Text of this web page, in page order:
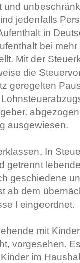
jedenfalls
in
bei
Mit der
die
geregelten
ausgewiesen.
In
getrennt
geschiedene
ab dem
I eingeordnet.
mit
vorgesehen.
im